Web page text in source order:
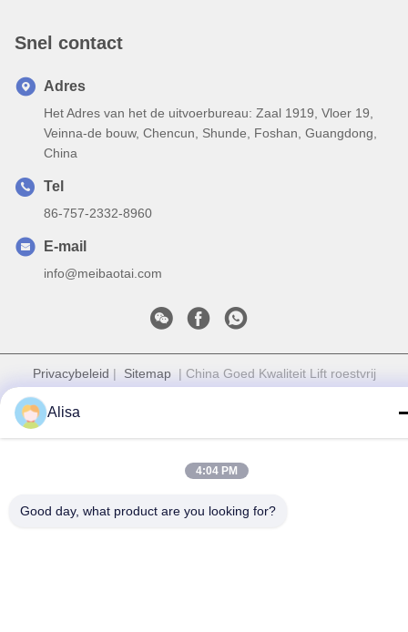
Snel contact
Adres
Het Adres van het de uitvoerbureau: Zaal 1919, Vloer 19,
Veinna-de bouw, Chencun, Shunde, Foshan, Guangdong,
China
Tel
86-757-2332-8960
E-mail
info@meibaotai.com
Privacybeleid | Sitemap| China Goed Kwaliteit Lift roestvrij
Meibaotai Stainless Steel Products Co., Ltd. Allemaal. Alle
rechten voorbehouden.
Alisa
4:04 PM
Good day, what product are you looking for?